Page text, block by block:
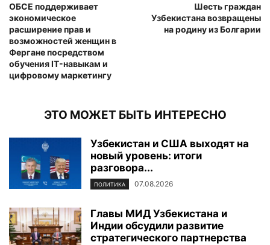
ОБСЕ поддерживает
экономическое
расширение прав и
возможностей женщин в
Фергане посредством
обучения IT-навыкам и
цифровому маркетингу
Шесть граждан
Узбекистана возвращены
на родину из Болгарии
ЭТО МОЖЕТ БЫТЬ ИНТЕРЕСНО
Узбекистан и США выходят на
новый уровень: итоги
разговора...
ПОЛИТИКА 07.08.2026
Главы МИД Узбекистана и
Индии обсудили развитие
стратегического партнерства